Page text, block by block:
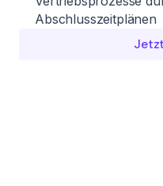
Abschlusszeitplänen